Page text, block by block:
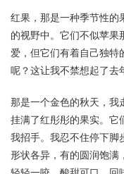
红果，那是一种季节性的
的视野中。它们不似苹
爱，但它们有着自己独特
呢？这让我不禁想起了去
那是一个金色的秋天，我
挂满了红彤彤的果实。它
我招手。我忍不住停下脚
形状各异，有的圆润饱满